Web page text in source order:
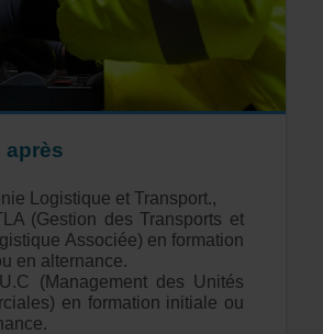
après
Logistique et Transport.,
(Gestion des Transports et
Associée) en formation
en alternance.
(Management des Unités
en formation initiale ou